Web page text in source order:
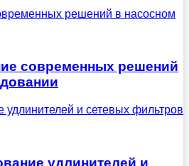
решений в насосном
современных решений
удлинителей и сетевых фильтров
удлинителей и